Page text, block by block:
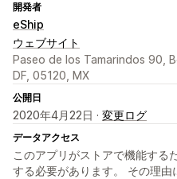
開発者
eShip
ウェブサイト
Paseo de los Tamarindos 90,
DF, 05120, MX
公開日
2020年4月22日 · 変更ログ
データアクセス
このアプリがストアで機能する
する必要があります。 その理